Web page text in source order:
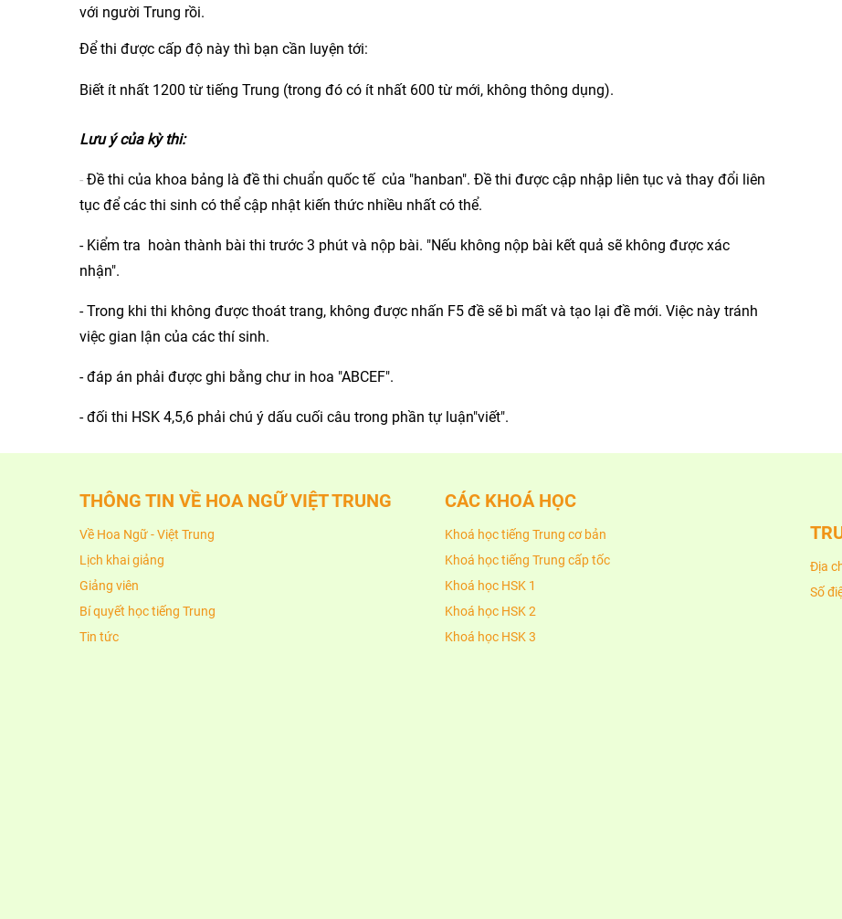
với người Trung rồi.
Để thi được cấp độ này thì bạn cần luyện tới:
Biết ít nhất 1200 từ tiếng Trung (trong đó có ít nhất 600 từ mới, không thông dụng).
Lưu ý của kỳ thi:
- Đề thi của khoa bảng là đề thi chuẩn quốc tế của "hanban". Đề thi được cập nhập liên tục và thay đổi liên
tục để các thi sinh có thể cập nhật kiến thức nhiều nhất có thể.
- Kiểm tra hoàn thành bài thi trước 3 phút và nộp bài. "Nếu không nộp bài kết quả sẽ không được xác
nhận".
- Trong khi thi không được thoát trang, không được nhấn F5 đề sẽ bì mất và tạo lại đề mới. Việc này tránh
việc gian lận của các thí sinh.
- đáp án phải được ghi bằng chư in hoa "ABCEF".
- đối thi HSK 4,5,6 phải chú ý dấu cuối câu trong phần tự luận"viết".
THÔNG TIN VỀ HOA NGỮ VIỆT TRUNG
Về Hoa Ngữ - Việt Trung
Lịch khai giảng
Giảng viên
Bí quyết học tiếng Trung
Tin tức
CÁC KHOÁ HỌC
Khoá học tiếng Trung cơ bản
Khoá học tiếng Trung cấp tốc
Khoá học HSK 1
Khoá học HSK 2
Khoá học HSK 3
Địa
Số